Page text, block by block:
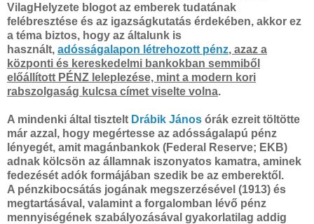
VilagHelyzete blogot az emberek tudatának
felébresztése és az igazságkutatás érdekében, akkor ez
a téma biztos, hogy az általunk is
használt, adósságalapon létrehozott pénz, azaz a
központi és kereskedelmi bankokban semmiből
előállított PÉNZ leleplezése, mint a modern kori
rabszolgaság kulcsa címet viselte volna.
A mindenki által tisztelt Drábik János órák ezreit töltötte
már azzal, hogy megértesse az adósságalapú pénz
lényegét, amit magánbankok (Federal Reserve; EKB)
adnak kölcsön az államnak iszonyatos kamatra, aminek
fedezését adók formájában szedik be az emberektől.
A pénzkibocsátás jogának megszerzésével (1913) és
megtartásával, valamint a forgalomban lévő pénz
mennyiségének szabályozásával gyakorlatilag addig